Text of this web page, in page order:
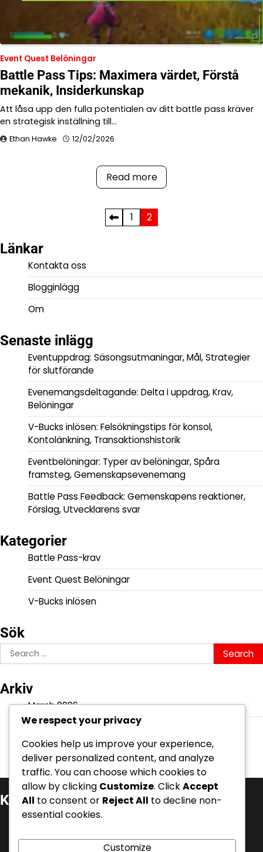
Event Quest Belöningar
Battle Pass Tips: Maximera värdet, Förstå
mekanik, Insiderkunskap
Att låsa upp den fulla potentialen av ditt battle pass kräver
en strategisk inställning till…
Ethan Hawke 12/02/2026
Read more
pagination
1 2
Länkar
Kontakta oss
Blogginlägg
Om
Senaste inlägg
Eventuppdrag: Säsongsutmaningar, Mål, Strategier
för slutförande
Evenemangsdeltagande: Delta i uppdrag, Krav,
Belöningar
V-Bucks inlösen: Felsökningstips för konsol,
Kontolänkning, Transaktionshistorik
Eventbelöningar: Typer av belöningar, Spåra
framsteg, Gemenskapsevenemang
Battle Pass Feedback: Gemenskapens reaktioner,
Förslag, Utvecklarens svar
Kategorier
Battle Pass-krav
Event Quest Belöningar
V-Bucks inlösen
Sök
Search
for:
Arkiv
March 2026
February 2026
Kategorier
Battle Pass-krav
Event Quest Belöningar
We respect your privacy
Cookies help us improve your experience,
deliver personalized content, and analyze
traffic. You can choose which cookies to
allow by clicking Customize. ClickAccept
All to consent or Reject All to decline non-
essential cookies.
Customize